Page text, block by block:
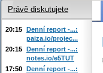
Právě diskutujete
20:15 Denní report -...:
paiza.io/projec...
20:15 Denní report -...:
notes.io/e5TUT
17:50 Denní report -...: